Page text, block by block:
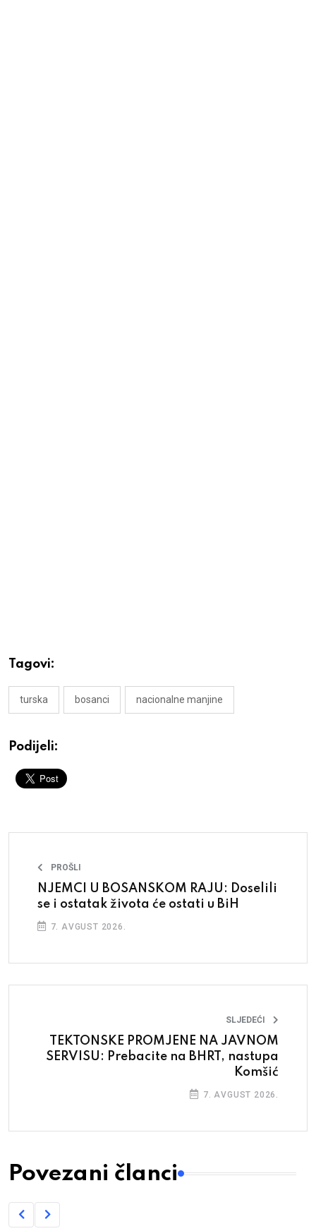
Tagovi:
turska bosanci nacionalne manjine
Podijeli:
PROŠLI
NJEMCI U BOSANSKOM RAJU: Doselili
se i ostatak života će ostati u BiH
7. AVGUST 2026.
SLJEDEĆI
TEKTONSKE PROMJENE NA JAVNOM
SERVISU: Prebacite na BHRT, nastupa
Komšić
7. AVGUST 2026.
Povezani članci